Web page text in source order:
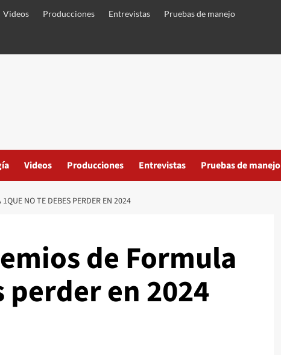
Videos Producciones Entrevistas Pruebas de manejo
Videos Producciones Entrevistas Pruebas de manejo
NO TE DEBES PERDER EN 2024
de Formula
perder en 2024